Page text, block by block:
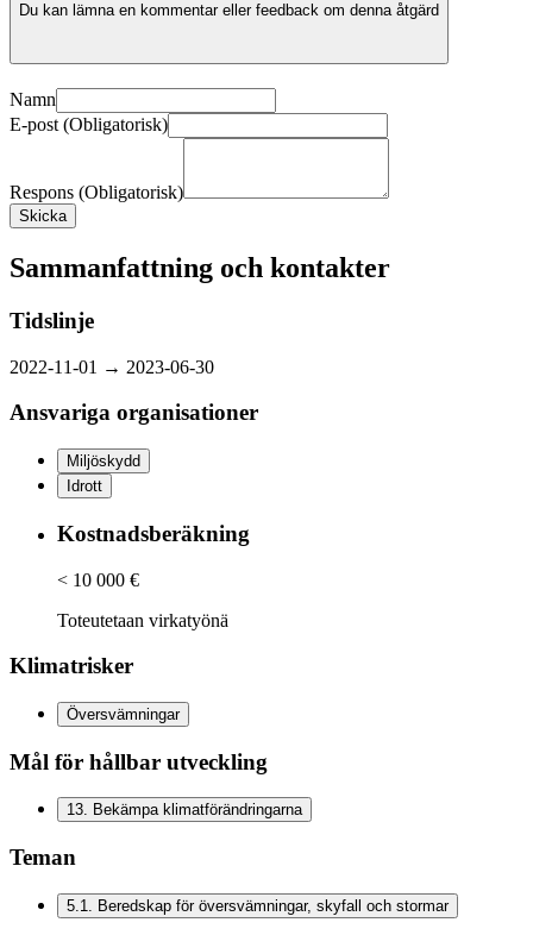
Du kan lämna en kommentar eller feedback om denna åtgärd
Namn
E-post (Obligatorisk)
Respons (Obligatorisk)
Skicka
Sammanfattning och kontakter
Tidslinje
2022-11-01 → 2023-06-30
Ansvariga organisationer
Miljöskydd
Idrott
Kostnadsberäkning
< 10 000 €
Toteutetaan virkatyönä
Klimatrisker
Översvämningar
Mål för hållbar utveckling
13. Bekämpa klimatförändringarna
Teman
5.1 Beredskap för översvämningar, skyfall och stormar